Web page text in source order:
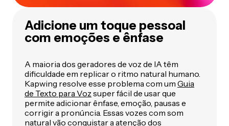
Adicione um toque pessoal
com emoções e ênfase
A maioria dos geradores de voz de IA têm
dificuldade em replicar o ritmo natural humano.
Kapwing resolve esse problema com um Guia
de Texto para Voz super fácil de usar que
permite adicionar ênfase, emoção, pausas e
corrigir a pronúncia. Essas vozes com som
natural vão conquistar a atenção dos